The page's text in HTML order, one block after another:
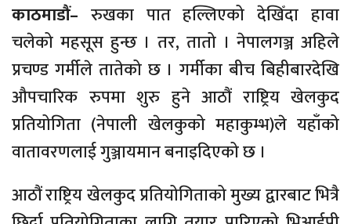
काठमाडौं– रुखका पात हल्लिएको देखिँदा हावा
चलेको महसूस हुन्छ । तर, तातो । नेपालगञ्ज अहिले
प्रचण्ड गर्मीले तातेको छ । गर्मीका बीच बिहीबारदेखि
औपचारिक रुपमा शुरु हुने आठौं राष्ट्रिय खेलकुद
प्रतियोगिता (नेपाली खेलकुको महाकुम्भ)ले यहाँको
वातावरणलाई गुञ्जायमान बनाइदिएको छ ।
आठौं राष्ट्रिय खेलकुद प्रतियोगिताको मुख्य द्वारबाट भित्रै